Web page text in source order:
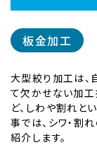
板金加工
大型絞り加工は
て欠かせない加工
ど、しわや割れと
事では、シワ・割
紹介します。